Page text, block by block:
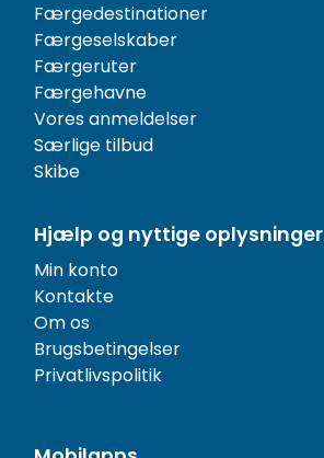
Færgedestinationer
Færgeselskaber
Færgeruter
Færgehavne
Vores anmeldelser
Særlige tilbud
Skibe
Hjælp og nyttige oplysninger
Min konto
Kontakte
Om os
Brugsbetingelser
Privatlivspolitik